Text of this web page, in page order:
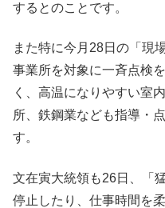
するとのことです。
また特に今月28日の「現
事業所を対象に一斉点検
く、高温になりやすい室
所、鉄鋼業なども指導・
す。
文在寅大統領も26日、「
停止したり、仕事時間を